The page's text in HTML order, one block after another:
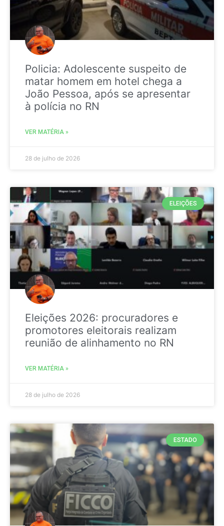
Policia: Adolescente suspeito de
matar homem em hotel chega a
João Pessoa, após se apresentar
à polícia no RN
VER MATÉRIA »
28 de julho de 2026
ELEIÇÕES
Eleições 2026: procuradores e
promotores eleitorais realizam
reunião de alinhamento no RN
VER MATÉRIA »
28 de julho de 2026
ESTADO